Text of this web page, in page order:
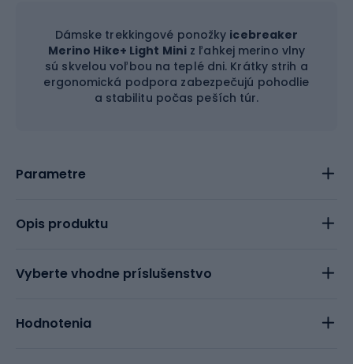
Dámske trekkingové ponožky icebreaker
Merino Hike+ Light Mini z ľahkej merino vlny
sú skvelou voľbou na teplé dni. Krátky strih a
ergonomická podpora zabezpečujú pohodlie
a stabilitu počas peších túr.
Parametre
Opis produktu
Vyberte vhodne príslušenstvo
Hodnotenia